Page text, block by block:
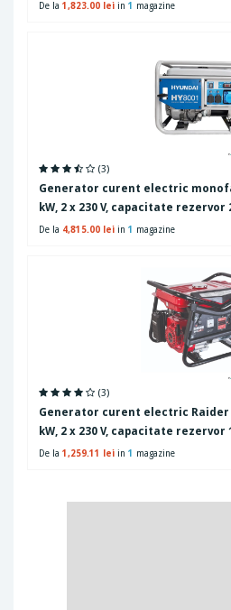
De la 1,823.00 lei in 1 magazine
(3)
Generator curent electric
kW, 2 x 230 V, capacitate rezervor
De la 4,815.00 lei in 1 magazine
(3)
Generator curent electric Raider
kW, 2 x 230 V, capacitate rezervor
De la 1,259.11 lei in 1 magazine